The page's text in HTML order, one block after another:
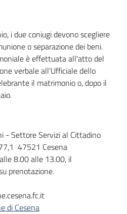
i due coniugi devono scegliere
o separazione dei beni.
è effettuata all'atto del
verbale all'Ufficiale dello
il matrimonio o, dopo il
- Settore Servizi al Cittadino
47521 Cesena
8.00 alle 13.00, il
prenotazione.
di Cesena